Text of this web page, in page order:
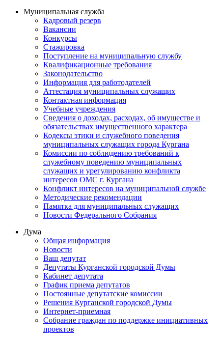
Муниципальная служба
Кадровый резерв
Вакансии
Конкурсы
Стажировка
Поступление на муниципальную службу
Квалификационные требования
Законодательство
Информация для работодателей
Аттестация муниципальных служащих
Контактная информация
Учебные учреждения
Сведения о доходах, расходах, об имуществе и
обязательствах имущественного характера
Кодексы этики и служебного поведения
муниципальных служащих города Кургана
Комиссии по соблюдению требований к
служебному поведению муниципальных
служащих и урегулированию конфликта
интересов ОМС г. Кургана
Конфликт интересов на муниципальной службе
Методические рекомендации
Памятка для муниципальных служащих
Новости Федерального Cобрания
Дума
Общая информация
Новости
Ваш депутат
Депутаты Курганской городской Думы
Кабинет депутата
График приема депутатов
Постоянные депутатские комиссии
Решения Курганской городской Думы
Интернет-приемная
Собрание граждан по поддержке инициативных
проектов